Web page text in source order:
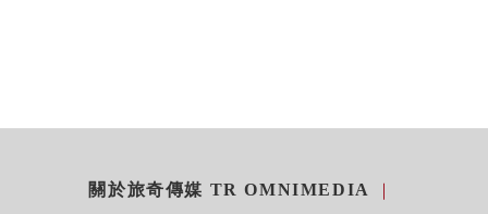
關於旅奇傳媒 TR OMNIMEDIA